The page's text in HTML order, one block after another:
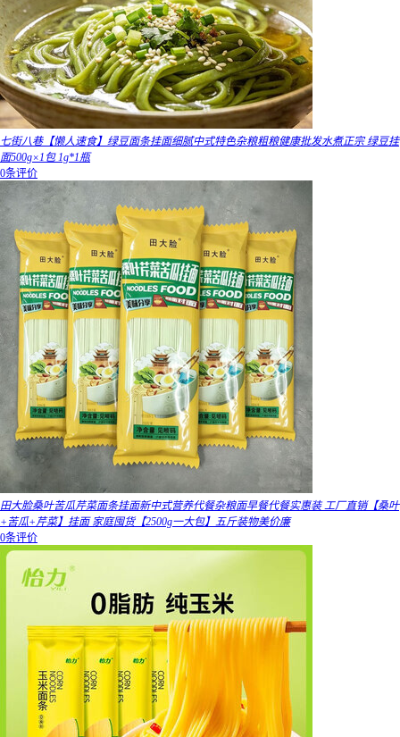
七街八巷【懒人速食】绿豆面条挂面细腻中式特色杂粮粗粮健康批发水煮正宗 绿豆挂
面500g×1包 1g*1瓶
0条评价
田大脸桑叶苦瓜芹菜面条挂面新中式营养代餐杂粮面早餐代餐实惠装 工厂直销【桑叶
+苦瓜+芹菜】挂面 家庭囤货【2500g一大包】五斤装物美价廉
0条评价